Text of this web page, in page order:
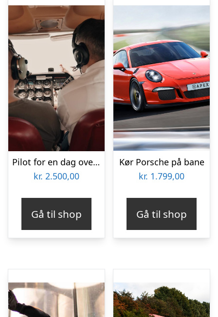
Pilot for en dag over Aarhus
kr. 2.500,00
Gå til shop
Kør Porsche på bane
kr. 1.799,00
Gå til shop